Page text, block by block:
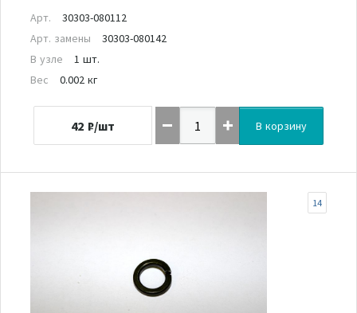
Арт.
30303-080112
Арт. замены
30303-080142
В узле
1 шт.
Вес
0.002 кг
42 ₽/шт В корзину
14